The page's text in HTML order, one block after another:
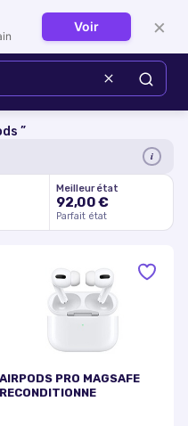
Se connecter
”
i
Meilleur état
92,00 €
Parfait état
AIRPODS PRO MAGSAFE
RECONDITIONNE
Voir ×